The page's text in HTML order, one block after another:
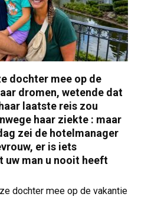
dochter mee op de
dromen, wetende dat
laatste reis zou
haar ziekte : maar
zei de hotelmanager
er is iets
uw man u nooit heeft
dochter mee op de vakantie